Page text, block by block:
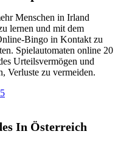
Menschen in Irland
lernen und mit dem
Bingo in Kontakt zu
Spielautomaten online 20
Urteilsvermögen und
Verluste zu vermeiden.
In Österreich